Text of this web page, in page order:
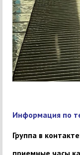
Информация по
Группа в
приемные часы